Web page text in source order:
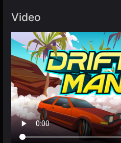
Video